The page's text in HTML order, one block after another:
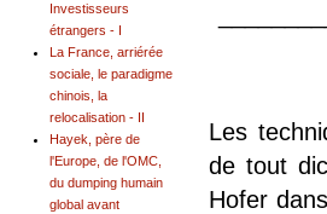
Les
de tout
Hofer
Investisseurs
étrangers - I
La France, arriérée
sociale, le paradigme
chinois, la
relocalisation - II
Hayek, père de
l'Europe, de l'OMC,
du dumping humain
global avant